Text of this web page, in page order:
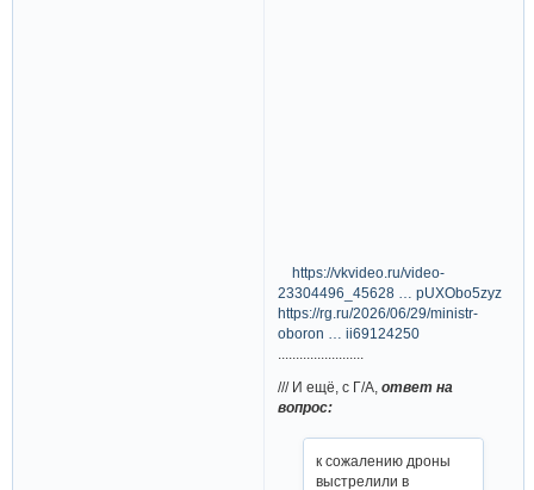
https://vkvideo.ru/video-
23304496_45628 … pUXObo5zyz
https://rg.ru/2026/06/29/ministr-
oboron … ii69124250
/// И ещё, с Г/А,ответ на
вопрос:
к сожалению дроны
выстрелили в